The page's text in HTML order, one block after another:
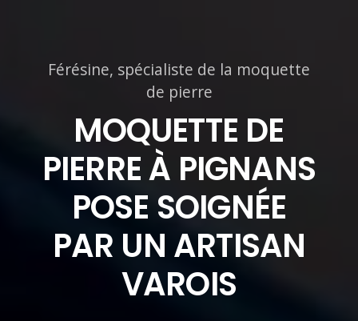
Férésine, spécialiste de la moquette
de pierre
MOQUETTE DE
PIERRE À PIGNANS
POSE SOIGNÉE
PAR UN ARTISAN
VAROIS